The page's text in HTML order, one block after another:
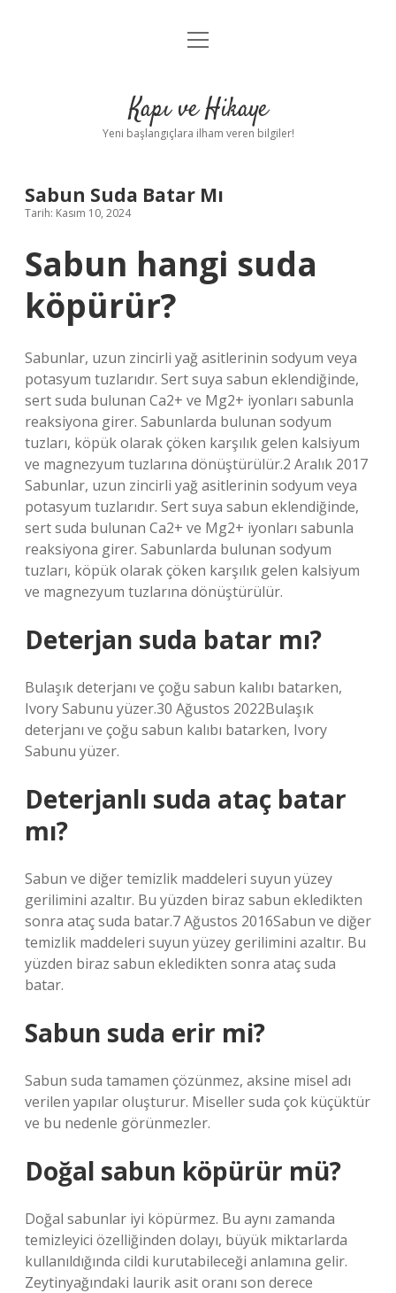
Anasayfa
Yasal Uyarı
menüyü
Kapı ve Hikaye
Yeni başlangıçlara ilham veren bilgiler!
Sabun Suda Batar Mı
Tarih: Kasım 10, 2024
Sabun hangi suda
köpürür?
Sabunlar, uzun zincirli yağ asitlerinin sodyum veya
potasyum tuzlarıdır. Sert suya sabun eklendiğinde,
sert suda bulunan Ca2+ ve Mg2+ iyonları sabunla
reaksiyona girer. Sabunlarda bulunan sodyum
tuzları, köpük olarak çöken karşılık gelen kalsiyum
ve magnezyum tuzlarına dönüştürülür.2 Aralık 2017
Sabunlar, uzun zincirli yağ asitlerinin sodyum veya
potasyum tuzlarıdır. Sert suya sabun eklendiğinde,
sert suda bulunan Ca2+ ve Mg2+ iyonları sabunla
reaksiyona girer. Sabunlarda bulunan sodyum
tuzları, köpük olarak çöken karşılık gelen kalsiyum
ve magnezyum tuzlarına dönüştürülür.
Deterjan suda batar mı?
Bulaşık deterjanı ve çoğu sabun kalıbı batarken,
Ivory Sabunu yüzer.30 Ağustos 2022Bulaşık
deterjanı ve çoğu sabun kalıbı batarken, Ivory
Sabunu yüzer.
Deterjanlı suda ataç batar
mı?
Sabun ve diğer temizlik maddeleri suyun yüzey
gerilimini azaltır. Bu yüzden biraz sabun ekledikten
sonra ataç suda batar.7 Ağustos 2016Sabun ve diğer
temizlik maddeleri suyun yüzey gerilimini azaltır. Bu
yüzden biraz sabun ekledikten sonra ataç suda
batar.
Sabun suda erir mi?
Sabun suda tamamen çözünmez, aksine misel adı
verilen yapılar oluşturur. Miseller suda çok küçüktür
ve bu nedenle görünmezler.
Doğal sabun köpürür mü?
Doğal sabunlar iyi köpürmez. Bu aynı zamanda
temizleyici özelliğinden dolayı, büyük miktarlarda
kullanıldığında cildi kurutabileceği anlamına gelir.
Zeytinyağındaki laurik asit oranı son derece